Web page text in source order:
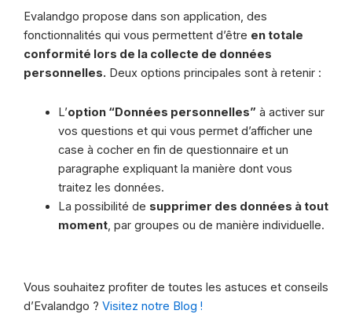
Evalandgo propose dans son application, des
fonctionnalités qui vous permettent d’être en totale
conformité lors de la collecte de données
personnelles. Deux options principales sont à retenir :
L’option “Données personnelles” à activer sur
vos questions et qui vous permet d’afficher une
case à cocher en fin de questionnaire et un
paragraphe expliquant la manière dont vous
traitez les données.
La possibilité de supprimer des données à tout
moment, par groupes ou de manière individuelle.
Vous souhaitez profiter de toutes les astuces et conseils
d’Evalandgo ? Visitez notre Blog !